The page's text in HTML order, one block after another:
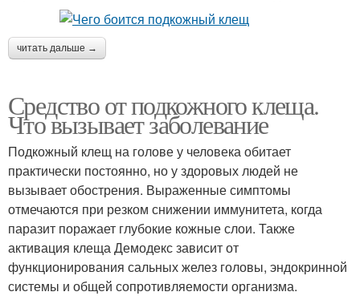
читать дальше →
Средство от подкожного клеща.
Что вызывает заболевание
Подкожный клещ на голове у человека обитает
практически постоянно, но у здоровых людей не
вызывает обострения. Выраженные симптомы
отмечаются при резком снижении иммунитета, когда
паразит поражает глубокие кожные слои. Также
активация клеща Демодекс зависит от
функционирования сальных желез головы, эндокринной
системы и общей сопротивляемости организма.